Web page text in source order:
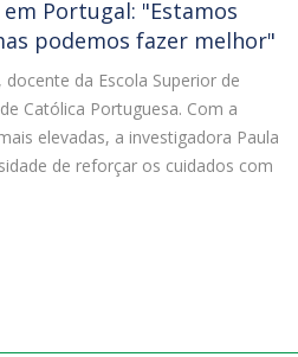
Portugal: "Estamos
podemos fazer melhor"
da Escola Superior de
Católica Portuguesa. Com a
elevadas, a investigadora Paula
de reforçar os cuidados com